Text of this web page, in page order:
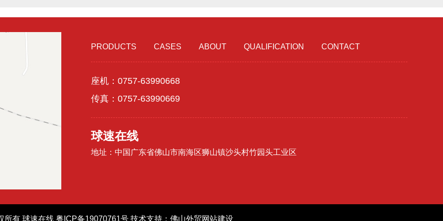
PRODUCTS CASES ABOUT QUALIFICATION CONTACT
座机：0757-63990668
传真：0757-63990669
球速在线
地址：中国广东省佛山市南海区狮山镇沙头村竹园头工业区
所有 球速在线 粤ICP备19070761号技术支持： 佛山外贸网站建设